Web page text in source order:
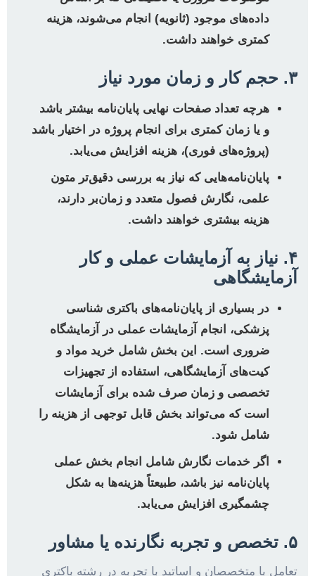
داده‌های موجود (ثانویه) انجام می‌شوند، هزینه
کمتری خواهند داشت.
۳. حجم کار و زمان مورد نیاز
هرچه تعداد صفحات نهایی پایان‌نامه بیشتر باشد
و یا زمان کمتری برای انجام پروژه در اختیار باشد
(پروژه‌های فوری)، هزینه افزایش می‌یابد.
پایان‌نامه‌هایی که نیاز به بررسی دقیق‌تر متون
علمی، نگارش فصول متعدد و زمان‌بر دارند،
هزینه بیشتری خواهند داشت.
۴. نیاز به آزمایشات عملی و کار
آزمایشگاهی
در بسیاری از پایان‌نامه‌های باکتری شناسی
پزشکی، انجام آزمایشات عملی در آزمایشگاه
ضروری است. این بخش شامل خرید مواد و
کیت‌های آزمایشگاهی، استفاده از تجهیزات
تخصصی و زمان صرف شده برای آزمایشات
است که می‌تواند بخش قابل توجهی از هزینه را
شامل شود.
اگر خدمات نگارش شامل انجام بخش عملی
پایان‌نامه نیز باشد، طبیعتاً هزینه‌ها به شکل
چشمگیری افزایش می‌یابد.
۵. تخصص و تجربه نگارنده یا مشاور
تعامل با متخصصان و اساتید با تجربه در رشته باکتری